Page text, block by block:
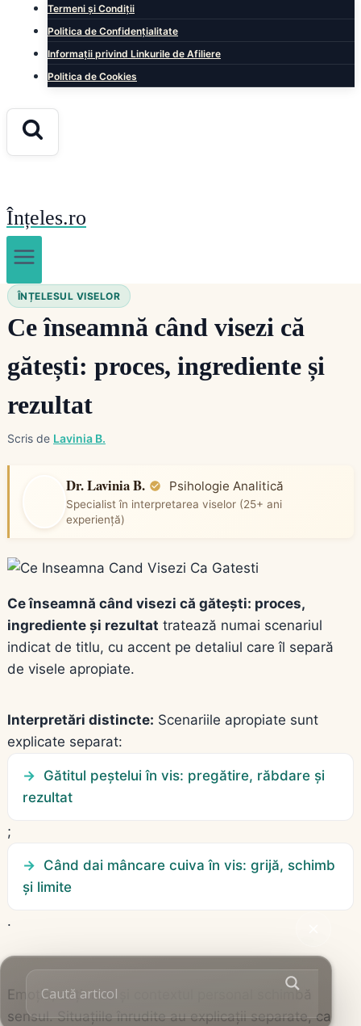
Termeni și Condiții
Politica de Confidențialitate
Informații privind Linkurile de Afiliere
Politica de Cookies
Înțeles.ro
ÎNȚELESUL VISELOR
Ce înseamnă când visezi că
gătești: proces, ingrediente și
rezultat
Scris de Lavinia B.
Dr. Lavinia B. Psihologie Analitică
Specialist în interpretarea viselor (25+ ani
experiență)
Ce înseamnă când visezi că gătești: proces,
ingrediente și rezultat tratează numai scenariul
indicat de titlu, cu accent pe detaliul care îl separă
de visele apropiate.
Interpretări distincte: Scenariile apropiate sunt
explicate separat:
Gătitul peștelui în vis: pregătire, răbdare și
rezultat
;
Când dai mâncare cuiva în vis: grijă, schimb
și limite
.
Emoția, acțiunea și contextul personal schimbă
sensul. Situațiile înrudite au explicații separate, ca